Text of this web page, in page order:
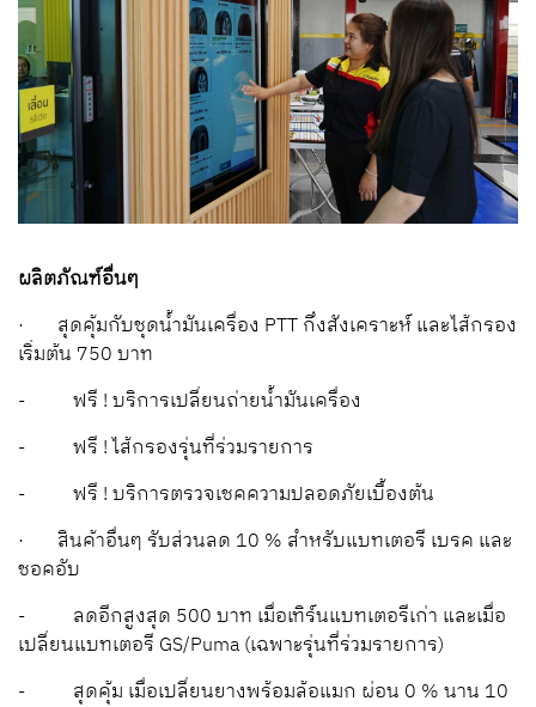
ผลิตภัณฑ์อื่นๆ
· สุดคุ้มกับชุดน้ำมันเครื่อง PTT กึ่งสังเคราะห์ และไส้กรอง
เริ่มต้น 750 บาท
- ฟรี ! บริการเปลี่ยนถ่ายน้ำมันเครื่อง
- ฟรี ! ไส้กรองรุ่นที่ร่วมรายการ
- ฟรี ! บริการตรวจเชคความปลอดภัยเบื้องต้น
· สินค้าอื่นๆ รับส่วนลด 10 % สำหรับแบทเตอรี เบรค และ
ชอคอับ
- ลดอีกสูงสุด 500 บาท เมื่อเทิร์นแบทเตอรีเก่า และเมื่อ
เปลี่ยนแบทเตอรี GS/Puma (เฉพาะรุ่นที่ร่วมรายการ)
- สุดคุ้ม เมื่อเปลี่ยนยางพร้อมล้อแมก ผ่อน 0 % นาน 10